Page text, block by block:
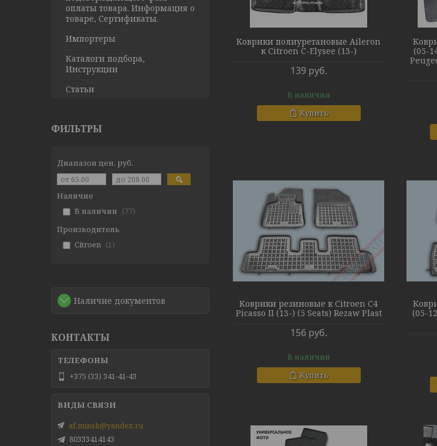
Коврики полиуретановые Aileron
к Citroen C-Elysee (13-)
139 руб.
В наличии
Купить
(05-
Коврики резиновые к Citroen C4
Picasso II (13-) (5 Seats) Rezaw Plast
156 руб.
В наличии
Купить
(05-
оплаты товара. Информация о
товаре, Сертификаты.
Импортеры
Каталоги подбора,
Инструкции
Статьи
ФИЛЬТРЫ
Диапазон цен, руб.
Наличие
В наличии
77
Производитель
Citroen
1
Наличие документов
КОНТАКТЫ
+375 (33) 341-41-43
af.minsk@yandex.ru
80333414143